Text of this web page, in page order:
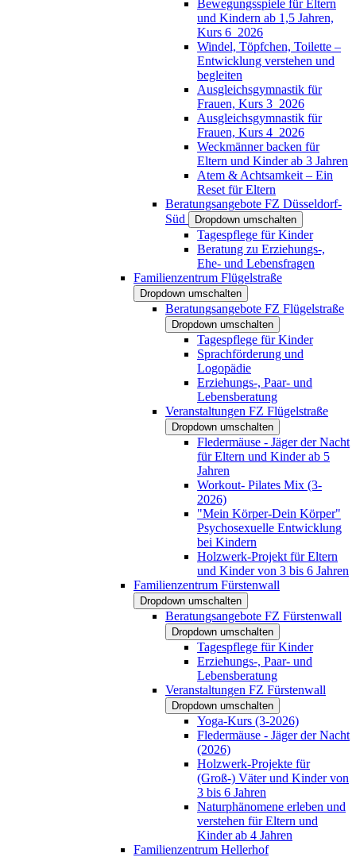
Bewegungsspiele für Eltern
und Kindern ab 1,5 Jahren,
Kurs 6_2026
Windel, Töpfchen, Toilette –
Entwicklung verstehen und
begleiten
Ausgleichsgymnastik für
Frauen, Kurs 3_2026
Ausgleichsgymnastik für
Frauen, Kurs 4_2026
Weckmänner backen für
Eltern und Kinder ab 3 Jahren
Atem & Achtsamkeit – Ein
Reset für Eltern
Beratungsangebote FZ Düsseldorf-
Süd
Dropdown umschalten
Tagespflege für Kinder
Beratung zu Erziehungs-,
Ehe- und Lebensfragen
Familienzentrum Flügelstraße
Dropdown umschalten
Beratungsangebote FZ Flügelstraße
Dropdown umschalten
Tagespflege für Kinder
Sprachförderung und
Logopädie
Erziehungs-, Paar- und
Lebensberatung
Veranstaltungen FZ Flügelstraße
Dropdown umschalten
Fledermäuse - Jäger der Nacht
für Eltern und Kinder ab 5
Jahren
Workout- Pilates Mix (3-
2026)
"Mein Körper-Dein Körper"
Psychosexuelle Entwicklung
bei Kindern
Holzwerk-Projekt für Eltern
und Kinder von 3 bis 6 Jahren
Familienzentrum Fürstenwall
Dropdown umschalten
Beratungsangebote FZ Fürstenwall
Dropdown umschalten
Tagespflege für Kinder
Erziehungs-, Paar- und
Lebensberatung
Veranstaltungen FZ Fürstenwall
Dropdown umschalten
Yoga-Kurs (3-2026)
Fledermäuse - Jäger der Nacht
(2026)
Holzwerk-Projekte für
(Groß-) Väter und Kinder von
3 bis 6 Jahren
Naturphänomene erleben und
verstehen für Eltern und
Kinder ab 4 Jahren
Familienzentrum Hellerhof